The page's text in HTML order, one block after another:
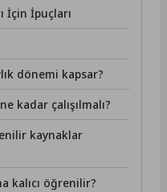
İçin İpuçları
dönemi kapsar?
kadar çalışılmalı?
kaynaklar
kalıcı öğrenilir?